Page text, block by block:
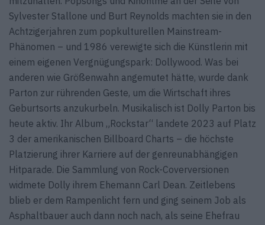
Sylvester Stallone und Burt Reynolds machten sie in den
Achtzigerjahren zum popkulturellen Mainstream-
Phänomen – und 1986 verewigte sich die Künstlerin mit
einem eigenen Vergnügungspark: Dollywood. Was bei
anderen wie Größenwahn angemutet hätte, wurde dank
Parton zur rührenden Geste, um die Wirtschaft ihres
Geburtsorts anzukurbeln. Musikalisch ist Dolly Parton bis
heute aktiv. Ihr Album „Rockstar“ landete 2023 auf Platz
3 der amerikanischen Billboard Charts – die höchste
Platzierung ihrer Karriere auf der genreunabhängigen
Hitparade. Die Sammlung von Rock-Coverversionen
widmete Dolly ihrem Ehemann Carl Dean. Zeitlebens
blieb er dem Rampenlicht fern und ging seinem Job als
Asphaltbauer auch dann noch nach, als seine Ehefrau